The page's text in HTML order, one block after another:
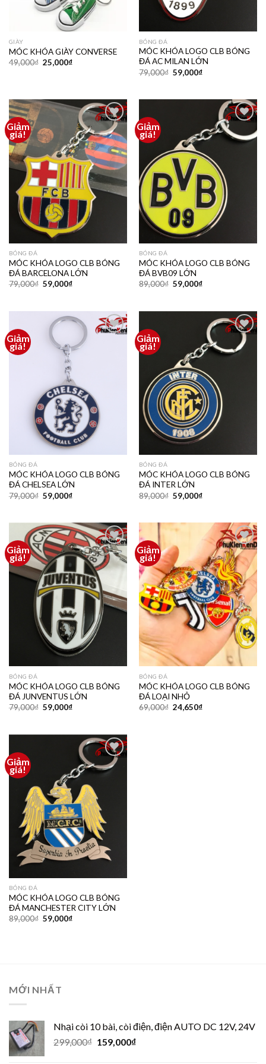
GIÀY
MÓC KHÓA GIÀY CONVERSE
49,000₫ 25,000₫
BÓNG ĐÁ
MÓC KHÓA LOGO CLB BÓNG
ĐÁ AC MILAN LỚN
79,000₫ 59,000₫
Giảm
giá!
Thêm
vào
yêu
thích
BÓNG ĐÁ
MÓC KHÓA LOGO CLB BÓNG
ĐÁ BARCELONA LỚN
79,000₫ 59,000₫
Giảm
giá!
vào
yêu
BÓNG ĐÁ
MÓC KHÓA LOGO CLB BÓNG
ĐÁ BVB09 LỚN
89,000₫ 59,000₫
Giảm
giá!
BÓNG ĐÁ
MÓC KHÓA LOGO CLB BÓNG
ĐÁ CHELSEA LỚN
79,000₫ 59,000₫
Giảm
giá!
Thêm
vào
BÓNG ĐÁ
MÓC KHÓA LOGO CLB BÓNG
ĐÁ INTER LỚN
89,000₫ 59,000₫
Giảm
giá!
Thêm
vào
yêu
BÓNG ĐÁ
MÓC KHÓA LOGO CLB BÓNG
ĐÁ JUNVENTUS LỚN
79,000₫ 59,000₫
Giảm
giá!
Thêm
vào
yêu
thích
BÓNG ĐÁ
MÓC KHÓA LOGO CLB BÓNG
ĐÁ LOẠI NHỎ
69,000₫ 24,650₫
Giảm
giá!
Thêm
vào
BÓNG ĐÁ
MÓC KHÓA LOGO CLB BÓNG
ĐÁ MANCHESTER CITY LỚN
89,000₫ 59,000₫
MỚI NHẤT
Nhại còi 10 bài, còi điện, điện AUTO DC 12V, 24V
299,000₫ 159,000₫